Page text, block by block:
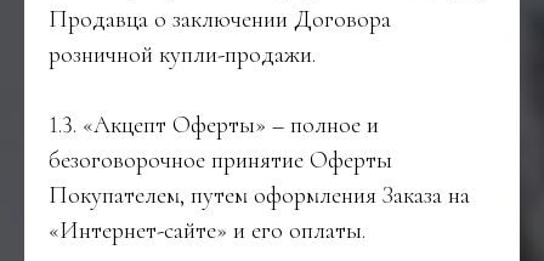
Продавца о заключении Договора
розничной купли-продажи.
1.3. «Акцепт Оферты» – полное и
безоговорочное принятие Оферты
Покупателем, путем оформления Заказа на
«Интернет-сайте» и его оплаты.